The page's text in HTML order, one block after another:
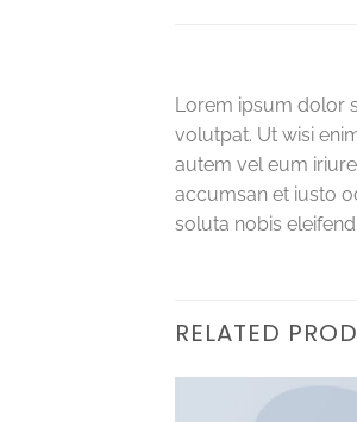
Lorem ipsum dolor
volutpat. Ut wisi
autem vel eum
accumsan et iusto
soluta nobis
RELATED